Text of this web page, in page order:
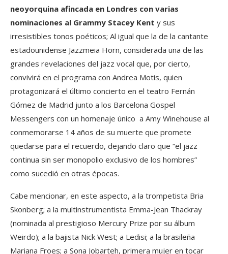
neoyorquina afincada en Londres con varias
nominaciones al Grammy Stacey Kent y sus
irresistibles tonos poéticos; Al igual que la de la cantante
estadounidense Jazzmeia Horn, considerada una de las
grandes revelaciones del jazz vocal que, por cierto,
convivirá en el programa con Andrea Motis, quien
protagonizará el último concierto en el teatro Fernán
Gómez de Madrid junto a los Barcelona Gospel
Messengers con un homenaje único a Amy Winehouse al
conmemorarse 14 años de su muerte que promete
quedarse para el recuerdo, dejando claro que “el jazz
continua sin ser monopolio exclusivo de los hombres”
como sucedió en otras épocas.
Cabe mencionar, en este aspecto, a la trompetista Bria
Skonberg; a la multinstrumentista Emma-Jean Thackray
(nominada al prestigioso Mercury Prize por su álbum
Weirdo); a la bajista Nick West; a Ledisi; a la brasileña
Mariana Froes; a Sona Jobarteh, primera mujer en tocar